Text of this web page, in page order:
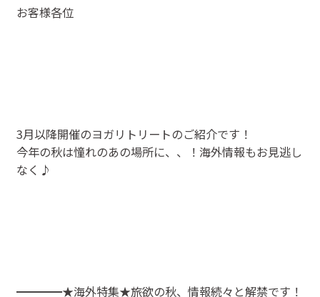
お客様各位
3月以降開催のヨガリトリートのご紹介です！
今年の秋は憧れのあの場所に、、！海外情報もお見逃し
なく♪
━━━━★海外特集★旅欲の秋、情報続々と解禁です！